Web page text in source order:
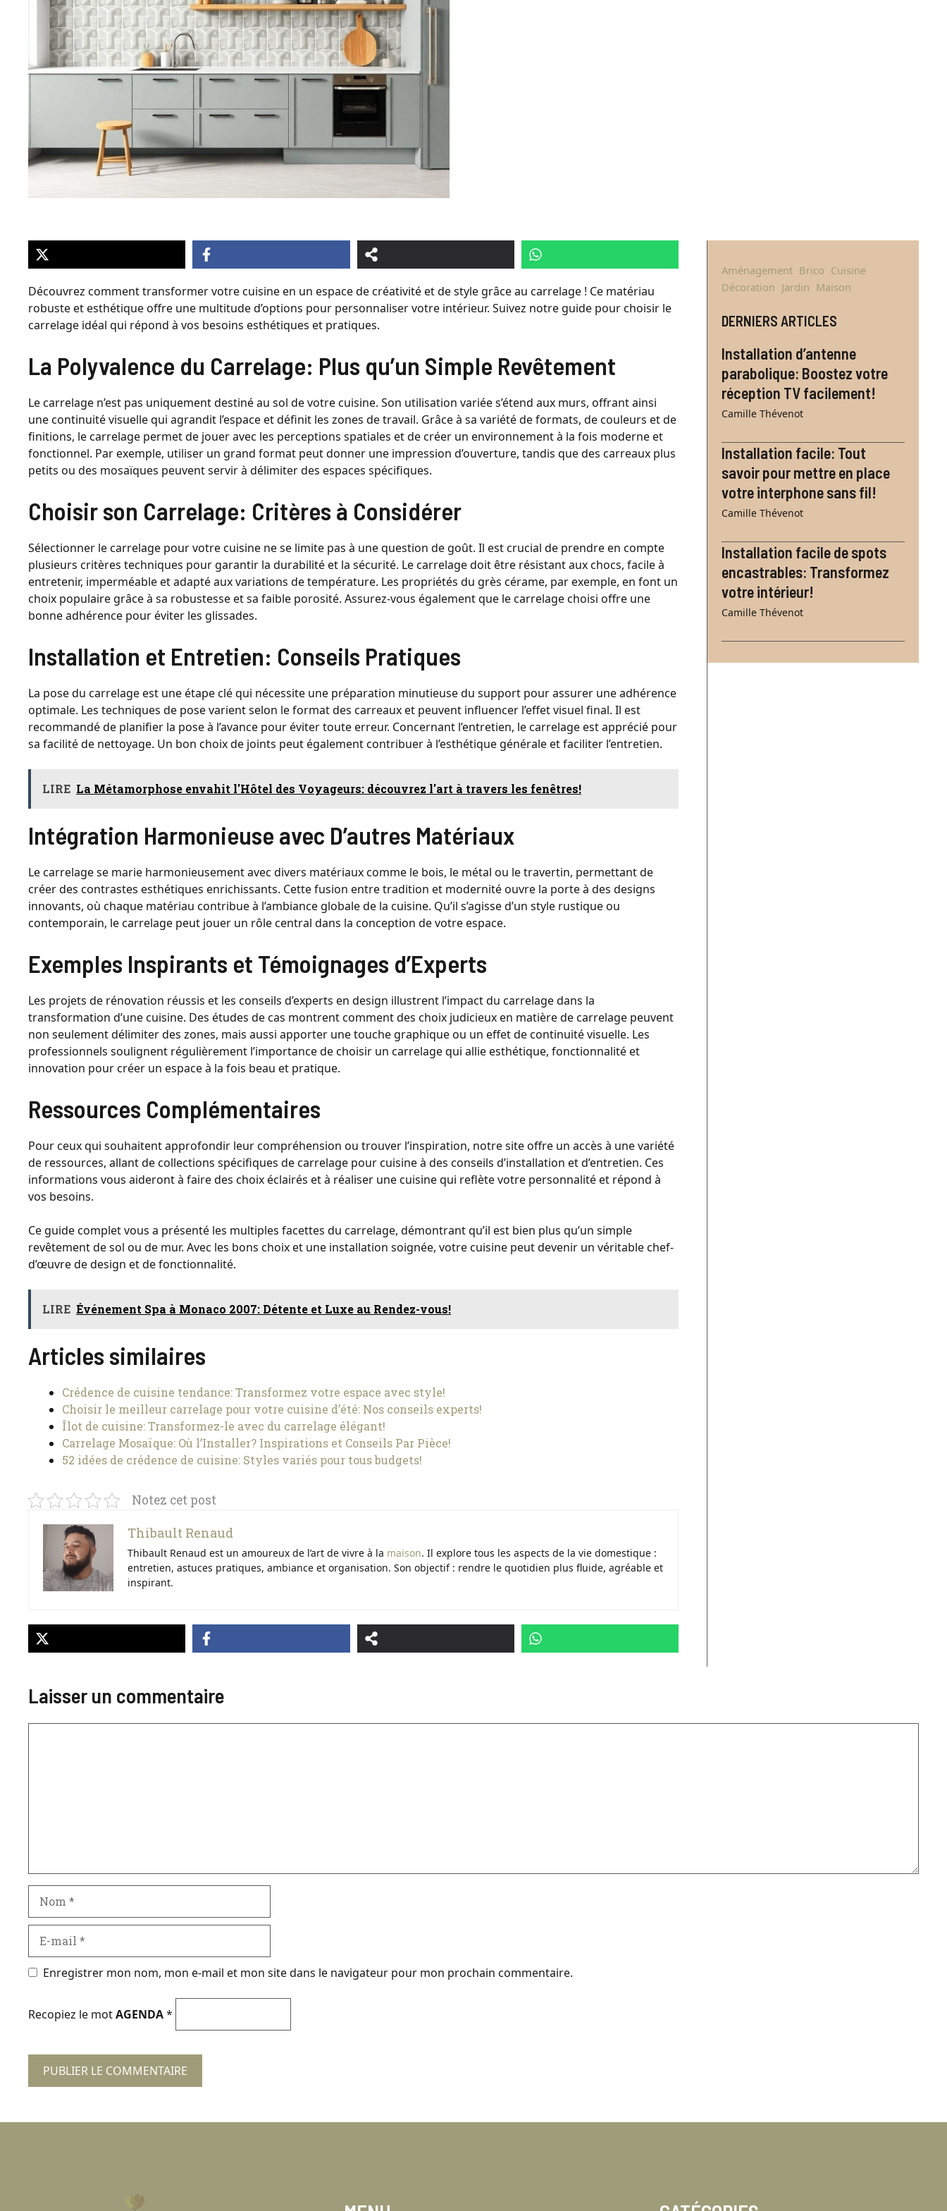
Découvrez comment transformer votre cuisine en un espace de créativité et de style grâce au carrelage ! Ce matériau
robuste et esthétique offre une multitude d’options pour personnaliser votre intérieur. Suivez notre guide pour choisir le
carrelage idéal qui répond à vos besoins esthétiques et pratiques.
La Polyvalence du Carrelage: Plus qu’un Simple Revêtement
Le carrelage n’est pas uniquement destiné au sol de votre cuisine. Son utilisation variée s’étend aux murs, offrant ainsi
une continuité visuelle qui agrandit l’espace et définit les zones de travail. Grâce à sa variété de formats, de couleurs et de
finitions, le carrelage permet de jouer avec les perceptions spatiales et de créer un environnement à la fois moderne et
fonctionnel. Par exemple, utiliser un grand format peut donner une impression d’ouverture, tandis que des carreaux plus
petits ou des mosaïques peuvent servir à délimiter des espaces spécifiques.
Choisir son Carrelage: Critères à Considérer
Sélectionner le carrelage pour votre cuisine ne se limite pas à une question de goût. Il est crucial de prendre en compte
plusieurs critères techniques pour garantir la durabilité et la sécurité. Le carrelage doit être résistant aux chocs, facile à
entretenir, imperméable et adapté aux variations de température. Les propriétés du grès cérame, par exemple, en font un
choix populaire grâce à sa robustesse et sa faible porosité. Assurez-vous également que le carrelage choisi offre une
bonne adhérence pour éviter les glissades.
Installation et Entretien: Conseils Pratiques
La pose du carrelage est une étape clé qui nécessite une préparation minutieuse du support pour assurer une adhérence
optimale. Les techniques de pose varient selon le format des carreaux et peuvent influencer l’effet visuel final. Il est
recommandé de planifier la pose à l’avance pour éviter toute erreur. Concernant l’entretien, le carrelage est apprécié pour
sa facilité de nettoyage. Un bon choix de joints peut également contribuer à l’esthétique générale et faciliter l’entretien.
LIRE La Métamorphose envahit l'Hôtel des Voyageurs: découvrez l'art à travers les fenêtres!
Intégration Harmonieuse avec D’autres Matériaux
Le carrelage se marie harmonieusement avec divers matériaux comme le bois, le métal ou le travertin, permettant de
créer des contrastes esthétiques enrichissants. Cette fusion entre tradition et modernité ouvre la porte à des designs
innovants, où chaque matériau contribue à l’ambiance globale de la cuisine. Qu’il s’agisse d’un style rustique ou
contemporain, le carrelage peut jouer un rôle central dans la conception de votre espace.
Exemples Inspirants et Témoignages d’Experts
Les projets de rénovation réussis et les conseils d’experts en design illustrent l’impact du carrelage dans la
transformation d’une cuisine. Des études de cas montrent comment des choix judicieux en matière de carrelage peuvent
non seulement délimiter des zones, mais aussi apporter une touche graphique ou un effet de continuité visuelle. Les
professionnels soulignent régulièrement l’importance de choisir un carrelage qui allie esthétique, fonctionnalité et
innovation pour créer un espace à la fois beau et pratique.
Ressources Complémentaires
Pour ceux qui souhaitent approfondir leur compréhension ou trouver l’inspiration, notre site offre un accès à une variété
de ressources, allant de collections spécifiques de carrelage pour cuisine à des conseils d’installation et d’entretien. Ces
informations vous aideront à faire des choix éclairés et à réaliser une cuisine qui reflète votre personnalité et répond à
vos besoins.
Ce guide complet vous a présenté les multiples facettes du carrelage, démontrant qu’il est bien plus qu’un simple
revêtement de sol ou de mur. Avec les bons choix et une installation soignée, votre cuisine peut devenir un véritable chef-
d’œuvre de design et de fonctionnalité.
LIRE Événement Spa à Monaco 2007: Détente et Luxe au Rendez-vous!
Articles similaires
Crédence de cuisine tendance: Transformez votre espace avec style!
Choisir le meilleur carrelage pour votre cuisine d’été: Nos conseils experts!
Îlot de cuisine: Transformez-le avec du carrelage élégant!
Carrelage Mosaïque: Où l’Installer? Inspirations et Conseils Par Pièce!
52 idées de crédence de cuisine: Styles variés pour tous budgets!
Notez cet post
Thibault Renaud
Thibault Renaud est un amoureux de l’art de vivre à la maison. Il explore tous les aspects de la vie domestique :
entretien, astuces pratiques, ambiance et organisation. Son objectif : rendre le quotidien plus fluide, agréable et
inspirant.
Aménagement Brico Cuisine
Décoration Jardin Maison
DERNIERS ARTICLES
Installation d’antenne
parabolique: Boostez votre
réception TV facilement!
Camille Thévenot
Installation facile: Tout
savoir pour mettre en place
votre interphone sans fil!
Camille Thévenot
Installation facile de spots
encastrables: Transformez
votre intérieur!
Camille Thévenot
Laisser un commentaire
mail
Enregistrer mon nom, mon e-mail et mon site dans le navigateur pour mon prochain commentaire.
Recopiez le motAGENDA*